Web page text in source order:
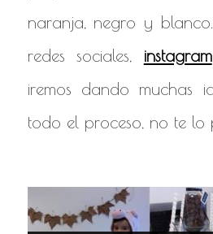
naranja, negro y
redes sociales, instagram
iremos dando muchas
todo el proceso, no te lo